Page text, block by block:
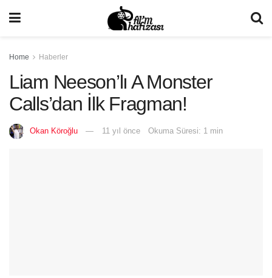
Home Haberler
Liam Neeson’lı A Monster
Calls’dan İlk Fragman!
Okan Köroğlu 11 yıl önce Okuma Süresi: 1 min